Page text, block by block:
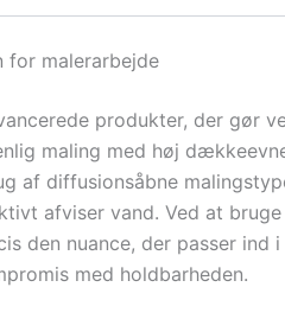
for malerarbejde
produkter, der gør
maling med høj
af diffusionsåbne
afviser vand. Ved at
den nuance, der passer ind
med holdbarheden.